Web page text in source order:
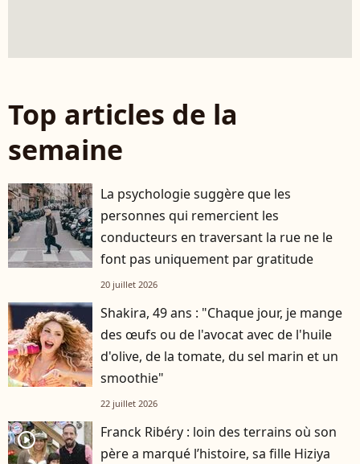
Top articles de la
semaine
La psychologie suggère que les
personnes qui remercient les
conducteurs en traversant la rue ne le
font pas uniquement par gratitude
20 juillet 2026
Shakira, 49 ans : "Chaque jour, je mange
des œufs ou de l'avocat avec de l'huile
d'olive, de la tomate, du sel marin et un
smoothie"
22 juillet 2026
player2
Franck Ribéry : loin des terrains où son
père a marqué l’histoire, sa fille Hiziya